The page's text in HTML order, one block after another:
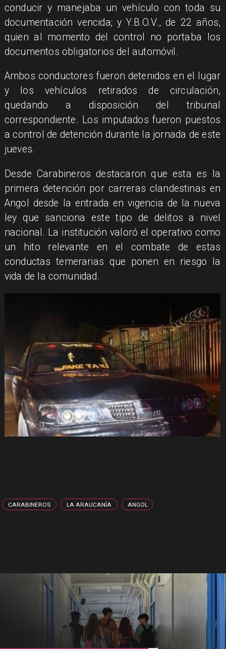
conducir y manejaba un vehículo con toda su
documentación vencida; y Y.B.O.V., de 22 años,
quien al momento del control no portaba los
documentos obligatorios del automóvil.
​Ambos conductores fueron detenidos en el lugar
y los vehículos retirados de circulación,
quedando a disposición del tribunal
correspondiente. Los imputados fueron puestos
a control de detención durante la jornada de este
jueves.
​Desde Carabineros destacaron que esta es la
primera detención por carreras clandestinas en
Angol desde la entrada en vigencia de la nueva
ley que sanciona este tipo de delitos a nivel
nacional. La institución valoró el operativo como
un hito relevante en el combate de estas
conductas temerarias que ponen en riesgo la
vida de la comunidad.
CARABINEROS LA ARAUCANÍA ANGOL